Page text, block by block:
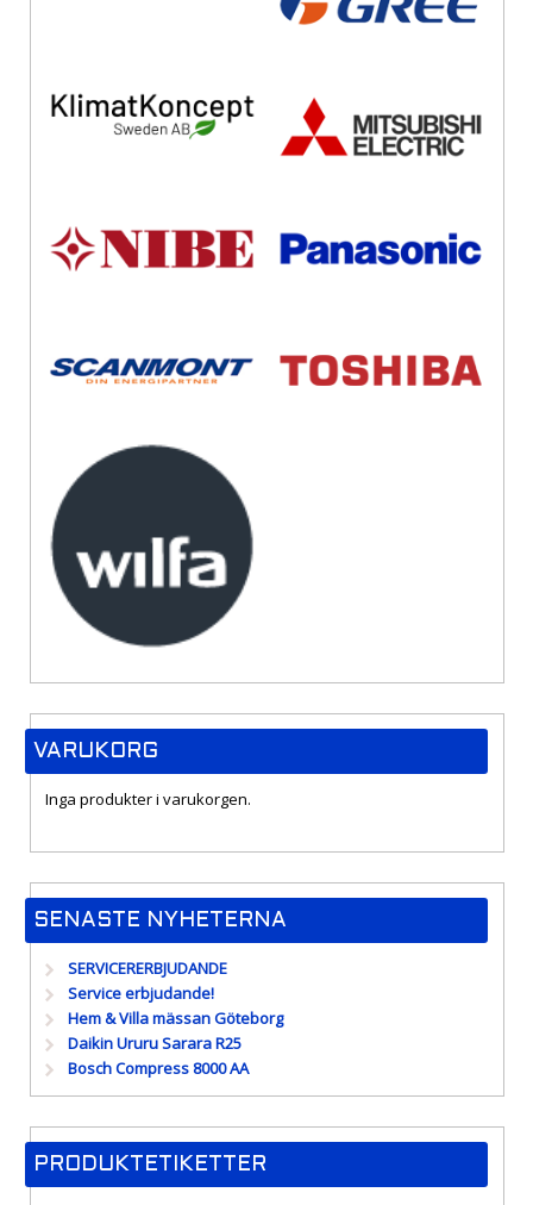
VARUKORG
Inga produkter i varukorgen.
SENASTE NYHETERNA
SERVICERERBJUDANDE
Service erbjudande!
Hem & Villa mässan Göteborg
Daikin Ururu Sarara R25
Bosch Compress 8000 AA
PRODUKTETIKETTER